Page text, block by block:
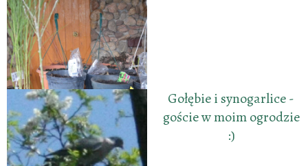
Gołębie i synogarlice -
goście w moim ogrodzie
:)